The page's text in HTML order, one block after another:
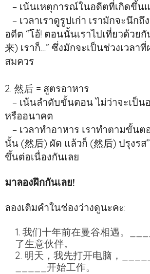
– เน้นเหตุการณ์ในอดีตที่เกิดขึ้น
– เวลาเราดูรูปเก่า เรามักจะนึกถึ
อดีต “โอ้! ตอนนั้นเราไปเที่ยวด้วย
来) เราก็…” ซึ่งมักจะเป็นช่วงเวลา
สมควร
2. 然后 = สูตรอาหาร
– เน้นลำดับขั้นตอน ไม่ว่าจะเป็
หรืออนาคต
– เวลาทำอาหาร เราทำตามขั้นต
นั้น (然后) ผัด แล้วก็ (然后) ปรุงร
ขึ้นต่อเนื่องกันเลย
มาลองฝึกกันเลย!
ลองเติมคำในช่องว่างดูนะคะ:
我们十年前在曼谷相遇。
了生意伙伴。
明天，我先打开电脑，
_____开始工作。